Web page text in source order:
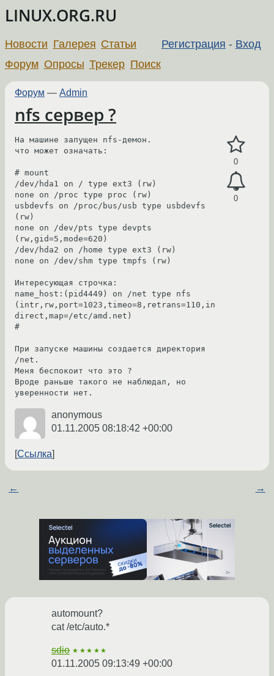
LINUX.ORG.RU
Регистрация - Вход
Новости Галерея Статьи
Форум Опросы Трекер Поиск
Форум — Admin
nfs сервер ?
0
0
На машине запущен nfs-демон.
что может означать:
# mount
/dev/hda1 on / type ext3 (rw)
none on /proc type proc (rw)
usbdevfs on /proc/bus/usb type usbdevfs
(rw)
none on /dev/pts type devpts
(rw,gid=5,mode=620)
/dev/hda2 on /home type ext3 (rw)
none on /dev/shm type tmpfs (rw)
Интересующая строчка:
name_host:(pid4449) on /net type nfs
(intr,rw,port=1023,timeo=8,retrans=110,in
direct,map=/etc/amd.net)
#
При запуске машины создается директория
/net.
Меня беспокоит что это ?
Вроде раньше такого не наблюдал, но
уверенности нет.
anonymous
01.11.2005 08:18:42 +00:00
Ссылка
← →
automount?
cat /etc/auto.*
sdio ★★★★★
01.11.2005 09:13:49 +00:00